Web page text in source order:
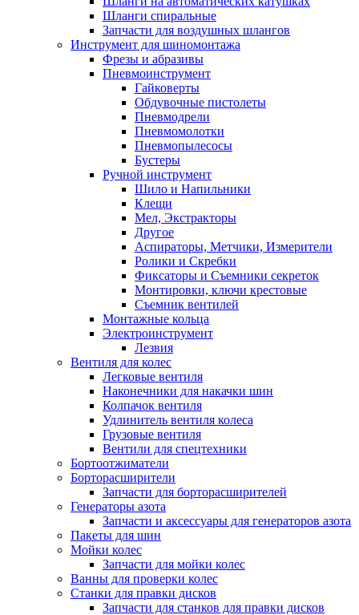
Шланги спиральные
Запчасти для воздушных шлангов
Инструмент для шиномонтажа
Фрезы и абразивы
Пневмоинструмент
Гайковерты
Обдувочные пистолеты
Пневмодрели
Пневмомолотки
Пневмопылесосы
Бустеры
Ручной инструмент
Шило и Напильники
Клещи
Мел, Экстракторы
Другое
Аспираторы, Метчики, Измерители
Ролики и Скребки
Фиксаторы и Съемники секреток
Монтировки, ключи крестовые
Съемник вентилей
Монтажные кольца
Электроинструмент
Лезвия
Вентиля для колес
Легковые вентиля
Наконечники для накачки шин
Колпачок вентиля
Удлинитель вентиля колеса
Грузовые вентиля
Вентили для спецтехники
Бортоотжиматели
Борторасширители
Запчасти для борторасширителей
Генераторы азота
Запчасти и аксессуары для генераторов азота
Пакеты для шин
Мойки колес
Запчасти для мойки колес
Ванны для проверки колес
Станки для правки дисков
Запчасти для станков для правки дисков